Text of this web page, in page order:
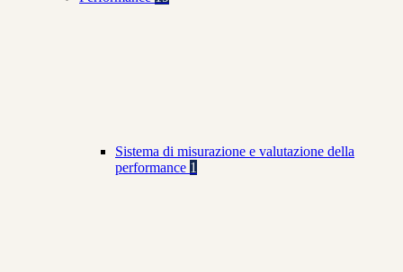
Sistema di misurazione e valutazione della
performance 1